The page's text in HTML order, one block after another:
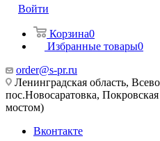
Войти
Корзина0
Избранные товары0
order@s-pr.ru
Ленинградская область,
пос.Новосаратовка,
мостом)
Вконтакте